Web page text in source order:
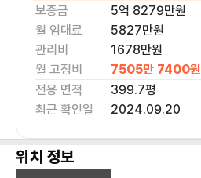
보증금 5억 8279만원
월 임대료
5827만원
관리비
1678만원
월 고정비
7505만 7400원
전용 면적
399.7평
최근 확인일
2024.09.20
위치 정보